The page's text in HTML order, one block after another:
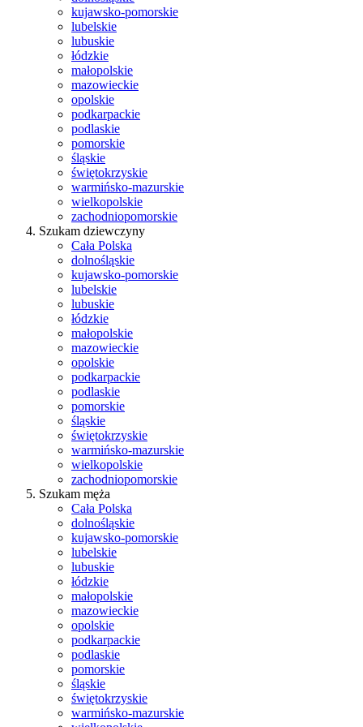
kujawsko-pomorskie
lubelskie
lubuskie
łódzkie
małopolskie
mazowieckie
opolskie
podkarpackie
podlaskie
pomorskie
śląskie
świętokrzyskie
warmińsko-mazurskie
wielkopolskie
zachodniopomorskie
Szukam dziewczyny
Cała Polska
dolnośląskie
kujawsko-pomorskie
lubelskie
lubuskie
łódzkie
małopolskie
mazowieckie
opolskie
podkarpackie
podlaskie
pomorskie
śląskie
świętokrzyskie
warmińsko-mazurskie
wielkopolskie
zachodniopomorskie
Szukam męża
Cała Polska
dolnośląskie
kujawsko-pomorskie
lubelskie
lubuskie
łódzkie
małopolskie
mazowieckie
opolskie
podkarpackie
podlaskie
pomorskie
śląskie
świętokrzyskie
warmińsko-mazurskie